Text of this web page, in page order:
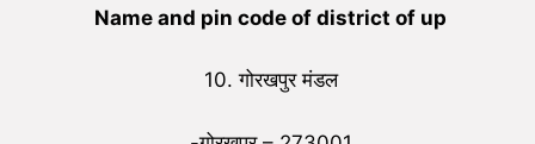
Name and pin code of district of up
10. गोरखपुर मंडल